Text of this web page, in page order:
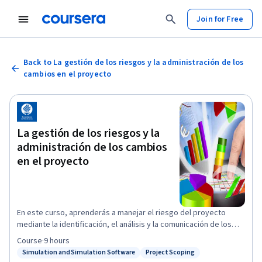
Join for Free
Back to La gestión de los riesgos y la administración de los
cambios en el proyecto
La gestión de los riesgos y la
administración de los cambios
en el proyecto
En este curso, aprenderás a manejar el riesgo del proyecto
mediante la identificación, el análisis y la comunicación de los
cambios inevitables. En cualquier proyecto pueden suceder
imprevistos. Después de este curso, podrás describir y aplicar
Simulation and Simulation Software
Status: Project Scoping
Project Scoping
Course·9 hours